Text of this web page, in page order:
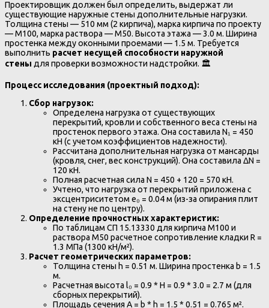
Проектировщик должен был определить, выдержат ли
существующие наружные стены дополнительные нагрузки.
Толщина стены — 510 мм (2 кирпича), марка кирпича по проекту
— М100, марка раствора — М50. Высота этажа — 3.0 м. Ширина
простенка между оконными проемами — 1.5 м. Требуется
выполнить расчет несущей способности наружной
стены для проверки возможности надстройки. 🏛️
Процесс исследования (проектный подход):
Сбор нагрузок:
Определена нагрузка от существующих
перекрытий, кровли и собственного веса стены на
простенок первого этажа. Она составила N₁ = 450
кН (с учетом коэффициентов надежности).
Рассчитана дополнительная нагрузка от мансарды
(кровля, снег, вес конструкций). Она составила ΔN =
120 кН.
Полная расчетная сила N = 450 + 120 = 570 кН.
Учтено, что нагрузка от перекрытий приложена с
эксцентриситетом e₀ = 0.04 м (из-за опирания плит
на стену не по центру).
Определение прочностных характеристик:
По таблицам СП 15.13330 для кирпича М100 и
раствора М50 расчетное сопротивление кладки R =
1.3 МПа (1300 кН/м²).
Расчет геометрических параметров:
Толщина стены h = 0.51 м. Ширина простенка b = 1.5
м.
Расчетная высота l₀ = 0.9 * H = 0.9 * 3.0 = 2.7 м (для
сборных перекрытий).
Площадь сечения A = b * h = 1.5 * 0.51 = 0.765 м².